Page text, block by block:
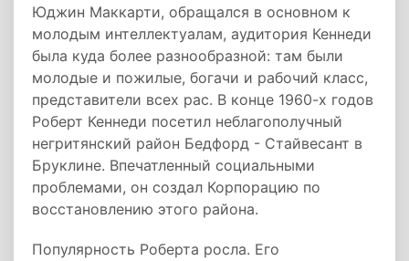
Юджин Маккарти, обращался в основном к
молодым интеллектуалам, аудитория Кеннеди
была куда более разнообразной: там были
молодые и пожилые, богачи и рабочий класс,
представители всех рас. В конце 1960-х годов
Роберт Кеннеди посетил неблагополучный
негритянский район Бедфорд - Стайвесант в
Бруклине. Впечатленный социальными
проблемами, он создал Корпорацию по
восстановлению этого района.
Популярность Роберта росла. Его